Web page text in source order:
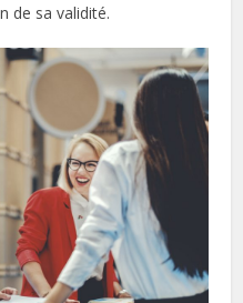
de sa validité.